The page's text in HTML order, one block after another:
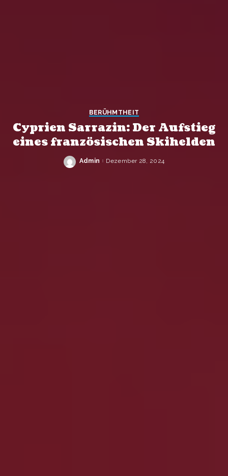
BERÜHMTHEIT
Cyprien Sarrazin: Der Aufstieg
eines französischen Skihelden
Posted
Admin Dezember 28, 2024